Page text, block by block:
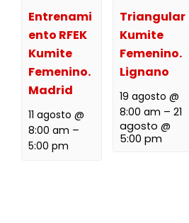
Entrenami
ento RFEK
Kumite
Femenino.
Madrid
11 agosto @
8:00 am –
5:00 pm
Triangular
Kumite
Femenino.
Lignano
19 agosto @
8:00 am –21
agosto @
5:00 pm